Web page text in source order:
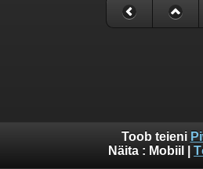
Toob teieni
Näita : Mobiil